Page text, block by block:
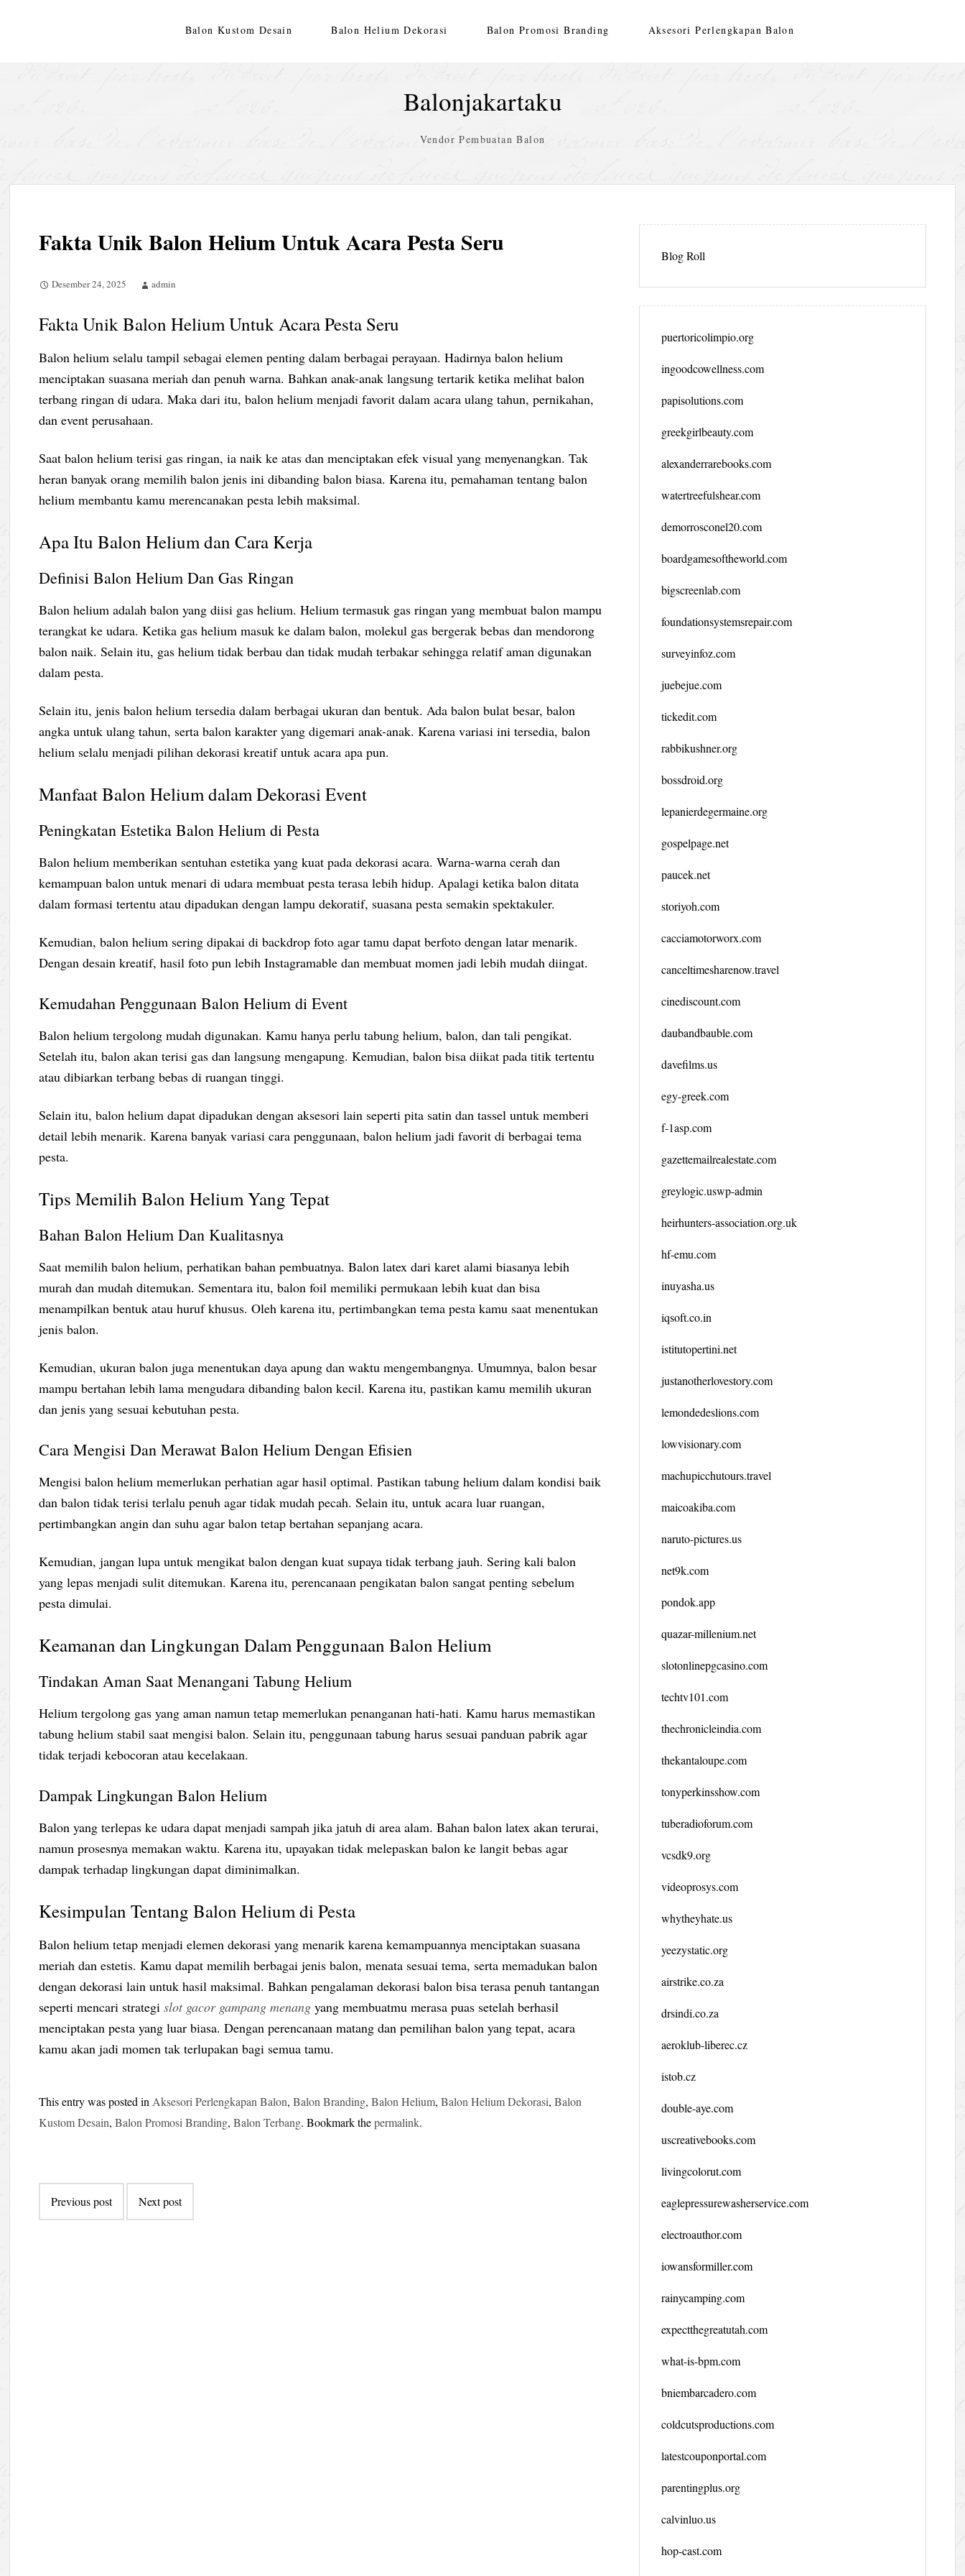
Balon Kustom Desain Balon Helium Dekorasi Balon Promosi Branding Aksesori Perlengkapan Balon
Balonjakartaku
Vendor Pembuatan Balon
Fakta Unik Balon Helium Untuk Acara Pesta Seru
Desember 24, 2025 admin
Fakta Unik Balon Helium Untuk Acara Pesta Seru
Balon helium selalu tampil sebagai elemen penting dalam berbagai perayaan. Hadirnya balon helium
menciptakan suasana meriah dan penuh warna. Bahkan anak-anak langsung tertarik ketika melihat balon
terbang ringan di udara. Maka dari itu, balon helium menjadi favorit dalam acara ulang tahun, pernikahan,
dan event perusahaan.
Saat balon helium terisi gas ringan, ia naik ke atas dan menciptakan efek visual yang menyenangkan. Tak
heran banyak orang memilih balon jenis ini dibanding balon biasa. Karena itu, pemahaman tentang balon
helium membantu kamu merencanakan pesta lebih maksimal.
Apa Itu Balon Helium dan Cara Kerja
Definisi Balon Helium Dan Gas Ringan
Balon helium adalah balon yang diisi gas helium. Helium termasuk gas ringan yang membuat balon mampu
terangkat ke udara. Ketika gas helium masuk ke dalam balon, molekul gas bergerak bebas dan mendorong
balon naik. Selain itu, gas helium tidak berbau dan tidak mudah terbakar sehingga relatif aman digunakan
dalam pesta.
Selain itu, jenis balon helium tersedia dalam berbagai ukuran dan bentuk. Ada balon bulat besar, balon
angka untuk ulang tahun, serta balon karakter yang digemari anak-anak. Karena variasi ini tersedia, balon
helium selalu menjadi pilihan dekorasi kreatif untuk acara apa pun.
Manfaat Balon Helium dalam Dekorasi Event
Peningkatan Estetika Balon Helium di Pesta
Balon helium memberikan sentuhan estetika yang kuat pada dekorasi acara. Warna-warna cerah dan
kemampuan balon untuk menari di udara membuat pesta terasa lebih hidup. Apalagi ketika balon ditata
dalam formasi tertentu atau dipadukan dengan lampu dekoratif, suasana pesta semakin spektakuler.
Kemudian, balon helium sering dipakai di backdrop foto agar tamu dapat berfoto dengan latar menarik.
Dengan desain kreatif, hasil foto pun lebih Instagramable dan membuat momen jadi lebih mudah diingat.
Kemudahan Penggunaan Balon Helium di Event
Balon helium tergolong mudah digunakan. Kamu hanya perlu tabung helium, balon, dan tali pengikat.
Setelah itu, balon akan terisi gas dan langsung mengapung. Kemudian, balon bisa diikat pada titik tertentu
atau dibiarkan terbang bebas di ruangan tinggi.
Selain itu, balon helium dapat dipadukan dengan aksesori lain seperti pita satin dan tassel untuk memberi
detail lebih menarik. Karena banyak variasi cara penggunaan, balon helium jadi favorit di berbagai tema
pesta.
Tips Memilih Balon Helium Yang Tepat
Bahan Balon Helium Dan Kualitasnya
Saat memilih balon helium, perhatikan bahan pembuatnya. Balon latex dari karet alami biasanya lebih
murah dan mudah ditemukan. Sementara itu, balon foil memiliki permukaan lebih kuat dan bisa
menampilkan bentuk atau huruf khusus. Oleh karena itu, pertimbangkan tema pesta kamu saat menentukan
jenis balon.
Kemudian, ukuran balon juga menentukan daya apung dan waktu mengembangnya. Umumnya, balon besar
mampu bertahan lebih lama mengudara dibanding balon kecil. Karena itu, pastikan kamu memilih ukuran
dan jenis yang sesuai kebutuhan pesta.
Cara Mengisi Dan Merawat Balon Helium Dengan Efisien
Mengisi balon helium memerlukan perhatian agar hasil optimal. Pastikan tabung helium dalam kondisi baik
dan balon tidak terisi terlalu penuh agar tidak mudah pecah. Selain itu, untuk acara luar ruangan,
pertimbangkan angin dan suhu agar balon tetap bertahan sepanjang acara.
Kemudian, jangan lupa untuk mengikat balon dengan kuat supaya tidak terbang jauh. Sering kali balon
yang lepas menjadi sulit ditemukan. Karena itu, perencanaan pengikatan balon sangat penting sebelum
pesta dimulai.
Keamanan dan Lingkungan Dalam Penggunaan Balon Helium
Tindakan Aman Saat Menangani Tabung Helium
Helium tergolong gas yang aman namun tetap memerlukan penanganan hati-hati. Kamu harus memastikan
tabung helium stabil saat mengisi balon. Selain itu, penggunaan tabung harus sesuai panduan pabrik agar
tidak terjadi kebocoran atau kecelakaan.
Dampak Lingkungan Balon Helium
Balon yang terlepas ke udara dapat menjadi sampah jika jatuh di area alam. Bahan balon latex akan terurai,
namun prosesnya memakan waktu. Karena itu, upayakan tidak melepaskan balon ke langit bebas agar
dampak terhadap lingkungan dapat diminimalkan.
Kesimpulan Tentang Balon Helium di Pesta
Balon helium tetap menjadi elemen dekorasi yang menarik karena kemampuannya menciptakan suasana
meriah dan estetis. Kamu dapat memilih berbagai jenis balon, menata sesuai tema, serta memadukan balon
dengan dekorasi lain untuk hasil maksimal. Bahkan pengalaman dekorasi balon bisa terasa penuh tantangan
seperti mencari strategislot gacor gampang menang yang membuatmu merasa puas setelah berhasil
menciptakan pesta yang luar biasa. Dengan perencanaan matang dan pemilihan balon yang tepat, acara
kamu akan jadi momen tak terlupakan bagi semua tamu.
This entry was posted in Aksesori Perlengkapan Balon,Balon Branding,Balon Helium,Balon Helium Dekorasi,Balon
Kustom Desain,Balon Promosi Branding,Balon Terbang. Bookmark thepermalink.
Post
navigation
Previous post Next post
Blog Roll
puertoricolimpio.org
ingoodcowellness.com
papisolutions.com
greekgirlbeauty.com
alexanderrarebooks.com
watertreefulshear.com
demorrosconel20.com
boardgamesoftheworld.com
bigscreenlab.com
foundationsystemsrepair.com
surveyinfoz.com
juebejue.com
tickedit.com
rabbikushner.org
bossdroid.org
lepanierdegermaine.org
gospelpage.net
paucek.net
storiyoh.com
cacciamotorworx.com
canceltimesharenow.travel
cinediscount.com
daubandbauble.com
davefilms.us
egy-greek.com
f-1asp.com
gazettemailrealestate.com
greylogic.uswp-admin
heirhunters-association.org.uk
hf-emu.com
inuyasha.us
iqsoft.co.in
istitutopertini.net
justanotherlovestory.com
lemondedeslions.com
lowvisionary.com
machupicchutours.travel
maicoakiba.com
naruto-pictures.us
net9k.com
pondok.app
quazar-millenium.net
slotonlinepgcasino.com
techtv101.com
thechronicleindia.com
thekantaloupe.com
tonyperkinsshow.com
tuberadioforum.com
vcsdk9.org
videoprosys.com
whytheyhate.us
yeezystatic.org
airstrike.co.za
drsindi.co.za
aeroklub-liberec.cz
istob.cz
double-aye.com
uscreativebooks.com
livingcolorut.com
eaglepressurewasherservice.com
electroauthor.com
iowansformiller.com
rainycamping.com
expectthegreatutah.com
what-is-bpm.com
bniembarcadero.com
coldcutsproductions.com
latestcouponportal.com
parentingplus.org
calvinluo.us
hop-cast.com